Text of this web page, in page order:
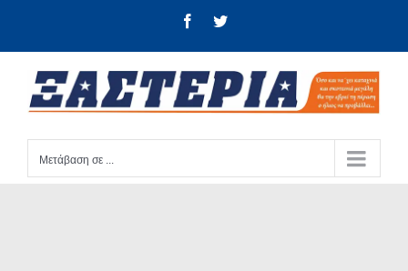
FacebookTwitter
Μετάβαση σε ...